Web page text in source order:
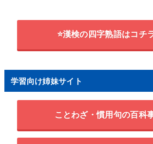
⭐漢検の四字熟語はコチ
学習向け姉妹サイト
ことわざ・慣用句の百科